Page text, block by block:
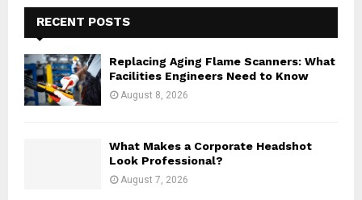
f
o
r
:
E
A
RECENT POSTS
Replacing Aging Flame Scanners: What
Facilities Engineers Need to Know
August 8, 2026
What Makes a Corporate Headshot
Look Professional?
August 7, 2026